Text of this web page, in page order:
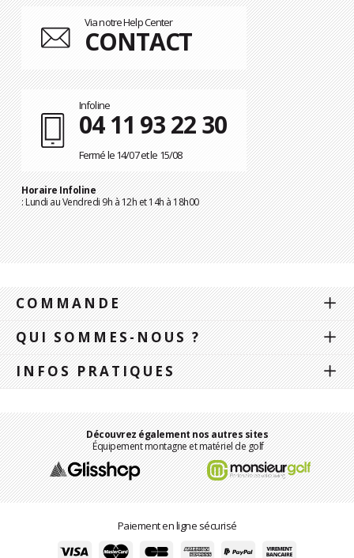
Via notre Help Center
CONTACT
Infoline
04 11 93 22 30
Fermé le 14/07 et le 15/08
Horaire Infoline
: Lundi au Vendredi 9h à 12h et 14h à 18h00
COMMANDE
QUI SOMMES-NOUS ?
INFOS PRATIQUES
Découvrez également nos autres sites
Équipement montagne et matériel de golf
Paiement en ligne sécurisé